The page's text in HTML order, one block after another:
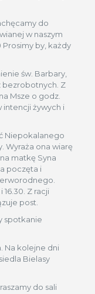
do
w naszym
by, każdy
św. Barbary,
bezrobotnych. Z
Msze o godz.
intencji żywych i
Niepokalanego
Wyraża ona wiarę
matkę Syna
poczęta i
Z racji
post.
spotkanie
Na kolejne dni
Bielasy
do sali